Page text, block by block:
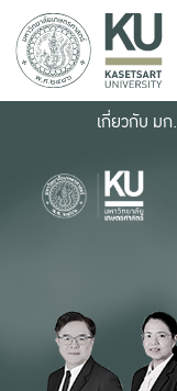
เกี่ยวกับ มก.